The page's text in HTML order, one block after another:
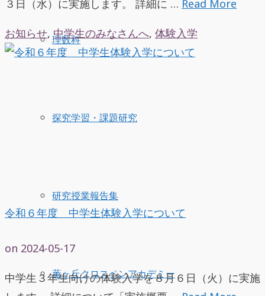
理数科
探究学習・課題研究
研究授業報告集
薫ヶ丘クロスペンアカデミー
３日（水）に実施します。 詳細に … Read More
お知らせ,中学生のみなさんへ, 体験入学
令和６年度 中学生体験入学について
on 2024-05-17
中学生３年生向けの体験入学を８月６日（火）に実施